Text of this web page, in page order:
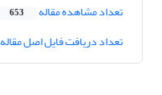
تعداد مشاهده مقاله 653
تعداد دریافت فایل اصل مقاله